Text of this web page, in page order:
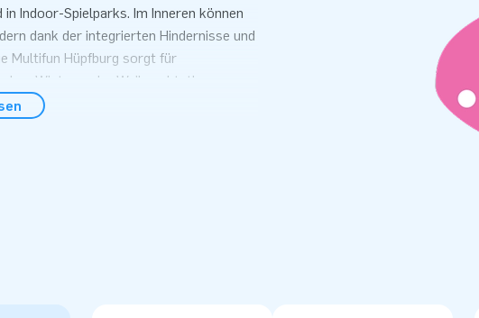
Indoor-Spielparks. Im Inneren können
dank der integrierten Hindernisse und
Multifun Hüpfburg sorgt für
Winter- oder Weihnachtsthema.
Winterveranstaltung auffällt